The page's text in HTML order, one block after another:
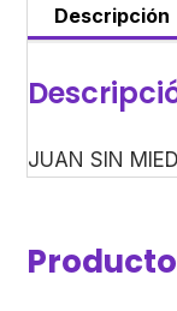
Descripción
JUAN SIN